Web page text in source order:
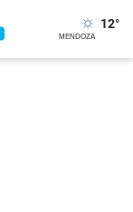
12°